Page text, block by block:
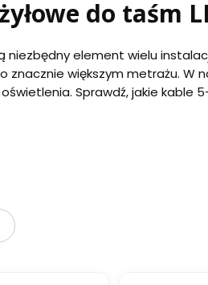
do taśm
niezbędny element wielu
znacznie większym metrażu.
Sprawdź, jakie kable